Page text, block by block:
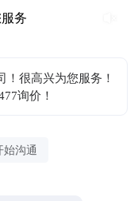
务
很高兴为您服务！
询价！
沟通